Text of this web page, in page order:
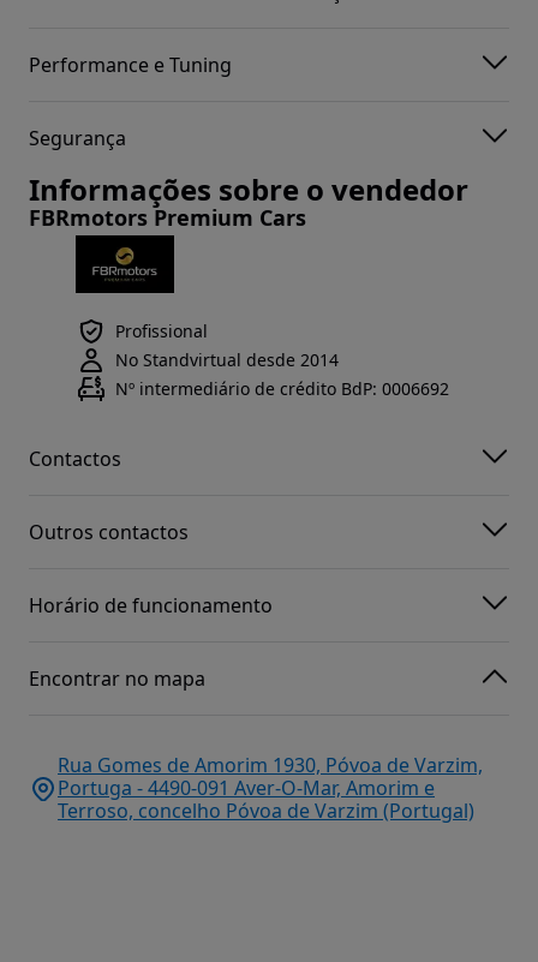
Performance e Tuning
Segurança
Informações sobre o vendedor
FBRmotors Premium Cars
Profissional
No Standvirtual desde 2014
Nº intermediário de crédito BdP: 0006692
Contactos
Outros contactos
Horário de funcionamento
Encontrar no mapa
Rua Gomes de Amorim 1930, Póvoa de Varzim,
Portuga - 4490-091 Aver-O-Mar, Amorim e
Terroso, concelho Póvoa de Varzim (Portugal)